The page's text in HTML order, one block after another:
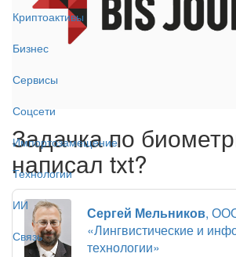
Криптоактивы
Бизнес
Сервисы
Соцсети
Импортозамещение
Технологии
ИИ
Связь
Задачка по
написал txt?
Сергей Мельников,
«Лингвистические и
технологии»